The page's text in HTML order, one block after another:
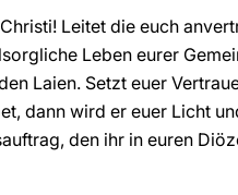
Leitet die euch
Leben eurer
Laien. Setzt euer
dann wird er euer Licht
den ihr in euren